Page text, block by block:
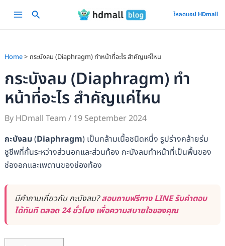
Main
โหลดแอป HDmall
Home กระบังลม (Diaphragm) ทำหน้าที่อะไร สำคัญแค่ไหน
กระบังลม (Diaphragm) ทำ
หน้าที่อะไร สำคัญแค่ไหน
By HDmall Team / 19 September 2024
กะบังลม(Diaphragm) เป็นกล้ามเนื้อชนิดหนึ่ง รูปร่างคล้ายร่ม
ชูชีพที่กั้นระหว่างส่วนอกและส่วนท้อง กะบังลมทำหน้าที่เป็นพื้นของ
ช่องอกและเพดานของช่องท้อง
มีคำถามเกี่ยวกับ กะบังลม?สอบถามฟรีทาง LINE รับคำตอบ
ได้ทันที ตลอด 24 ชั่วโมง เพื่อความสบายใจของคุณ